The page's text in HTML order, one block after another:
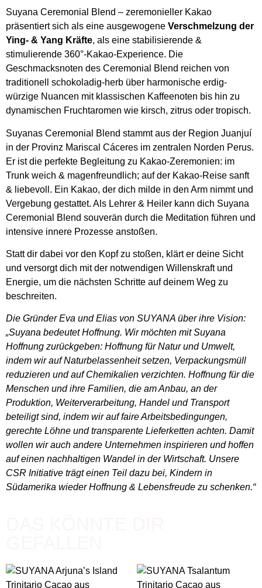
Suyana Ceremonial Blend – zeremonieller Kakao
präsentiert sich als eine ausgewogene Verschmelzung der
Ying- & Yang Kräfte, als eine stabilisierende &
stimulierende 360°-Kakao-Experience. Die
Geschmacksnoten des Ceremonial Blend reichen von
traditionell schokoladig-herb über harmonische erdig-
würzige Nuancen mit klassischen Kaffeenoten bis hin zu
dynamischen Fruchtaromen wie kirsch, zitrus oder tropisch.
Suyanas Ceremonial Blend stammt aus der Region Juanjuí
in der Provinz Mariscal Cáceres im zentralen Norden Perus.
Er ist die perfekte Begleitung zu Kakao-Zeremonien: im
Trunk weich & magenfreundlich; auf der Kakao-Reise sanft
& liebevoll. Ein Kakao, der dich milde in den Arm nimmt und
Vergebung gestattet. Als Lehrer & Heiler kann dich Suyana
Ceremonial Blend souverän durch die Meditation führen und
intensive innere Prozesse anstoßen.
Statt dir dabei vor den Kopf zu stoßen, klärt er deine Sicht
und versorgt dich mit der notwendigen Willenskraft und
Energie, um die nächsten Schritte auf deinem Weg zu
beschreiten.
Die Gründer Eva und Elias von SUYANA über ihre Vision:
„Suyana bedeutet Hoffnung. Wir möchten mit Suyana
Hoffnung zurückgeben: Hoffnung für Natur und Umwelt,
indem wir auf Naturbelassenheit setzen, Verpackungsmüll
reduzieren und auf Chemikalien verzichten. Hoffnung für die
Menschen und ihre Familien, die am Anbau, an der
Produktion, Weiterverarbeitung, Handel und Transport
beteiligt sind, indem wir auf faire Arbeitsbedingungen,
gerechte Löhne und transparente Lieferketten achten. Damit
wollen wir auch andere Unternehmen inspirieren und hoffen
auf einen nachhaltigen Wandel in der Wirtschaft. Unsere
CSR Initiative trägt einen Teil dazu bei, Kindern in
Südamerika wieder Hoffnung & Lebensfreude zu schenken.“